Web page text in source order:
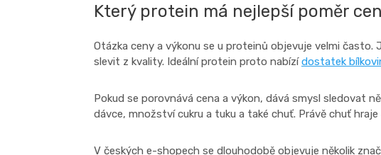
Který protein má nejlepší poměr
Otázka ceny a výkonu se u proteinů objevuje velmi
slevit z kvality. Ideální protein proto nabízídostatek
Pokud se porovnává cena a výkon, dává smysl sledovat
dávce, množství cukru a tuku a také chuť. Právě chuť
V českých e-shopech se dlouhodobě objevuje několik